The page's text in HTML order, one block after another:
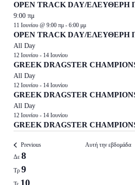
OPEN TRACK DAY/
9:00 πμ
11 Ιουνίου @ 9:00 πμ- 6:00 μμ
OPEN TRACK DAY/
All Day
12 Ιουνίου- 14 Ιουνίου
GREEK DRAGSTER
All Day
12 Ιουνίου- 14 Ιουνίου
GREEK DRAGSTER
All Day
12 Ιουνίου- 14 Ιουνίου
GREEK DRAGSTER
Previous Αυτή την εβδομάδα
Week
of
Events
Δε 8
Τρ 9
10